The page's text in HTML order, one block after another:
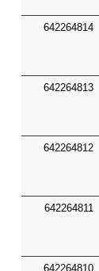
642264814
642264813
642264812
642264811
642264810